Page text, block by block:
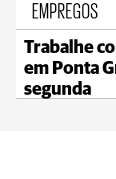
EMPREGOS
Trabalhe
em Ponta
segunda